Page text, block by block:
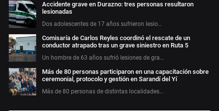
Accidente grave en Durazno: tres personas resultaron
lesionadas
Dos adolescentes de 17 años sufrieron lesio…
Comisaría de Carlos Reyles coordinó el rescate de un
conductor atrapado tras un grave siniestro en Ruta 5
Un hombre de 63 años sufrió lesiones de gra…
Más de 80 personas participaron en una capacitación sobre
ceremonial, protocolo y gestión en Sarandí del Yí
Más de 80 personas de distintas localidades…